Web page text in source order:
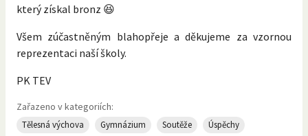
který získal bronz 😆
Všem zúčastněným blahopřeje a děkujeme za vzornou
reprezentaci naší školy.
PK TEV
Zařazeno v kategoriích:
Tělesná výchova Gymnázium Soutěže
Úspěchy